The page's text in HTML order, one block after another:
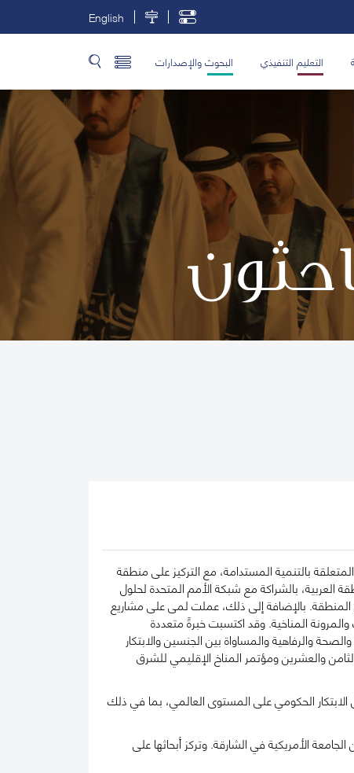
English
التعليم التنفيذي البحوث والإصدارات
بالتنمية المستدامة، مع التركيز على منطقة
العربية، بالشراكة مع شبكة الأمم المتحدة لحلول
المنطقة. بالإضافة إلى ذلك، عملت لمى على مشاريع
المناخية. وقد اكتسبت خبرةً متعددة
والرفاهية والمساواة بين الجنسين والابتكار
والعشرين ومؤتمر المناخ الإقليمي للشرق
المستدامة، ساهمت لمى في إنتاج أكثر من 400 دراسة حالة حول الابتكار الحكومي على المستوى العالمي، بما في ذلك
الأمريكية في الشارقة. وتركز أبحاثها على